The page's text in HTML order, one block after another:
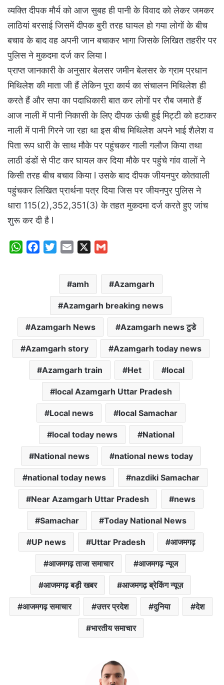
व्यक्ति दीपक मौर्य को आज सुबह ही पानी के विवाद को लेकर जमकर
लाठियां बरसाई जिसमें दीपक बुरी तरह घायल हो गया लोगों के बीच
बचाव के बाद वह अपनी जान बचाकर भागा जिसके लिखित तहरीर पर
पुलिस ने मुकदमा दर्ज कर लिया l
प्राप्त जानकारी के अनुसार बेलसर जमीन बेलसर के ग्राम प्रधान
मिथिलेश की माता जी हैं लेकिन पूरा कार्य का संचालन मिथिलेश ही
करते हैं और सपा का पदाधिकारी बात कर लोगों पर रौब जमाते हैं
आज नाली में पानी निकासी के लिए दीपक ऊंची हुई मिट्टी को हटाकर
नाली में पानी गिरने जा रहा था इस बीच मिथिलेश अपने भाई शैलेश व
पिता रूप धारी के साथ मौके पर पहुंचकर गाली गलौज किया तथा
लाठी डंडों से पीट कर घायल कर दिया मौके पर पहुंचे गांव वालों ने
किसी तरह बीच बचाव किया l उसके बाद दीपक जीयनपुर कोतवाली
पहुंचकर लिखित प्रार्थना पत्र दिया जिस पर जीयनपुर पुलिस ने
धारा 115(2),352,351(3) के तहत मुकदमा दर्ज करते हुए जांच
शुरू कर दी है l
W
p
p
o
k
t
e
r
a
i
l
a
i
l
amh Azamgarh
Azamgarh breaking news
Azamgarh News Azamgarh news टुडे
Azamgarh story Azamgarh today news
Azamgarh train Het local
local Azamgarh Uttar Pradesh
Local news local Samachar
local today news National
National news national news today
national today news nazdiki Samachar
Near Azamgarh Uttar Pradesh news
Samachar Today National News
UP news Uttar Pradesh आजमगढ़
आजमगढ़ ताजा समाचार आजमगढ़ न्यूज
आजमगढ़ बड़ी खबर आजमगढ़ ब्रेकिंग न्यूज़
आजमगढ़ समाचार उत्तर प्रदेश दुनिया देश
भारतीय समाचार